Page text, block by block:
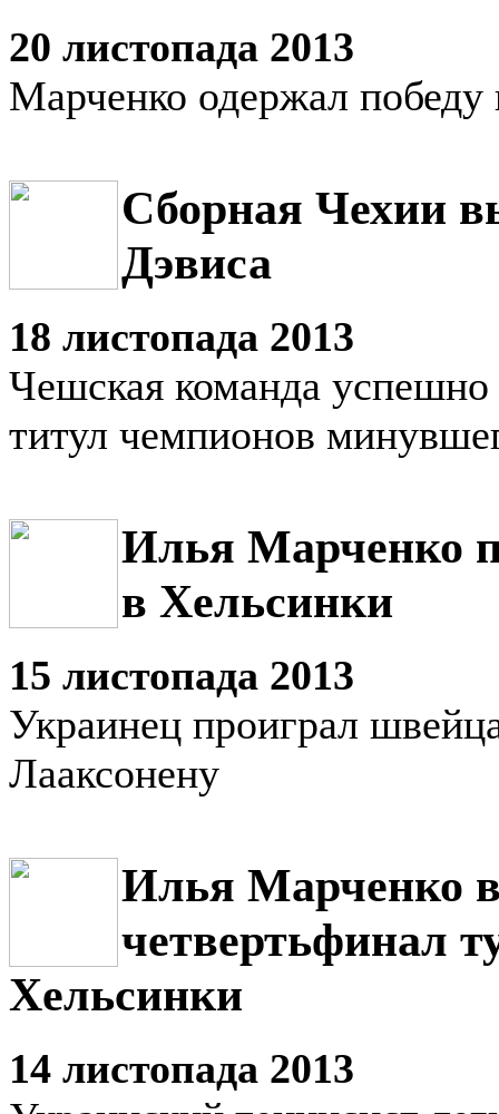
20 листопада 2013
Марченко одержал победу
Сборная Чехии
Дэвиса
18 листопада 2013
Чешская команда
титул чемпионов
Илья Марченко
в Хельсинки
15 листопада 2013
Украинец проиграл
Лааксонену
Илья Марченко
четвертьфинал
Хельсинки
14 листопада 2013